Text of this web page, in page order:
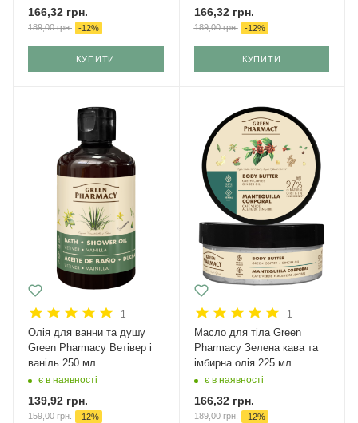
166,32 грн.
189,00грн. -12%
КУПИТИ
166,32грн.
189,00грн. -12%
КУПИТИ
1
Олія для ванни та душу
Green Pharmacy Ветівер і
ваніль 250 мл
є в наявності
139,92 грн.
159,00грн. -12%
1
Масло для тіла Green
Pharmacy Зелена кава та
імбирна олія 225 мл
є в наявності
166,32грн.
189,00грн. -12%